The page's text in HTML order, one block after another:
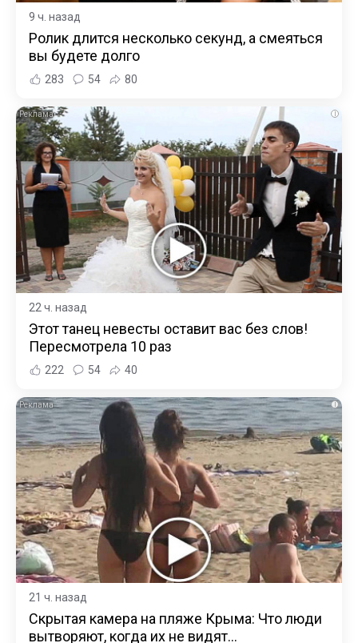
9 ч. назад
Ролик длится несколько секунд, а смеяться
вы будете долго
283 54 80
i
22 ч. назад
Этот танец невесты оставит вас без слов!
Пересмотрела 10 раз
222 54 40
i
21 ч. назад
Скрытая камера на пляже Крыма: Что люди
вытворяют, когда их не видят...